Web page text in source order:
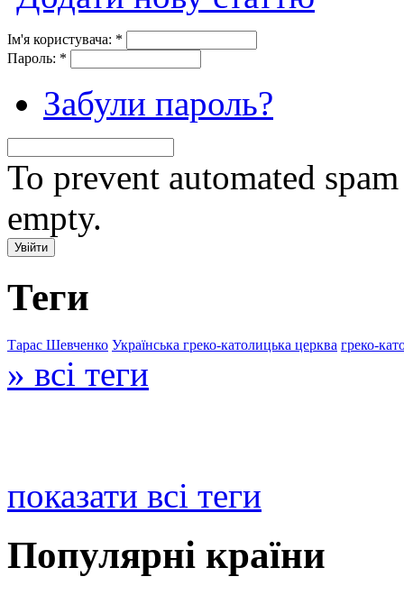
Ім'я користувача: *
Пароль: *
Забули пароль?
To prevent automated
empty.
Теги
Тарас Шевченко Українська греко-католицька церква греко-
» всі теги
показати всі теги
Популярні країни